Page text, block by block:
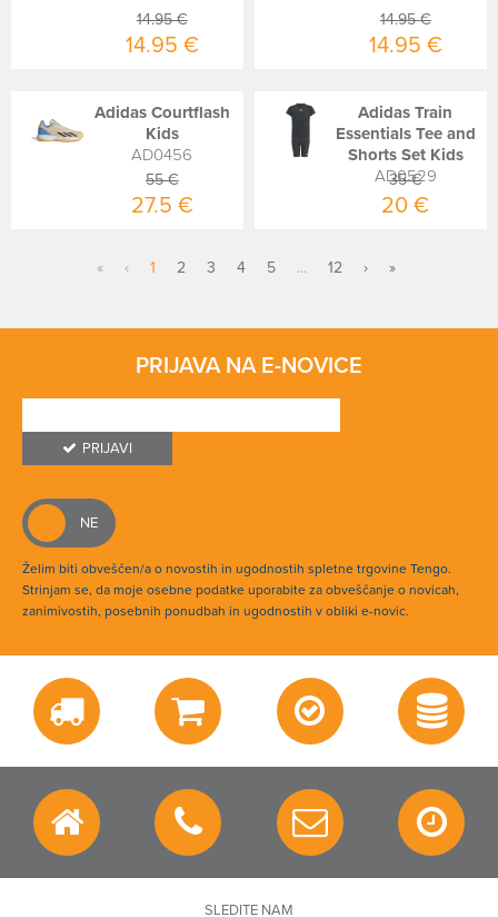
14.95 €
14.95 €
14.95 €
14.95 €
Adidas Courtflash
Kids
AD0456
55 €
27.5 €
Adidas Train
Essentials Tee and
Shorts Set Kids
AD0529
35 €
20 €
« ‹ 1 2 3 4 5 ... 12 › »
PRIJAVA NA E-NOVICE
PRIJAVI
Želim biti obveščen/a o novostih in ugodnostih spletne trgovine Tengo.
Strinjam se, da moje osebne podatke uporabite za obveščanje o novicah,
zanimivostih, posebnih ponudbah in ugodnostih v obliki e-novic.
SLEDITE NAM